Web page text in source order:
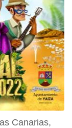
Canarias,